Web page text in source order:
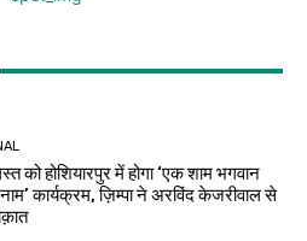
को होशियारपुर में होगा ‘एक शाम भगवान
कार्यक्रम, ज़िम्पा ने अरविंद केजरीवाल से